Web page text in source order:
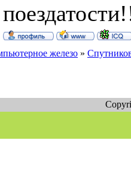
железо »